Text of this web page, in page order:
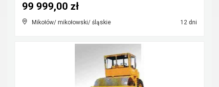
Mikołów/ mikołowski/ śląskie 12 dni
99 999,00 zł